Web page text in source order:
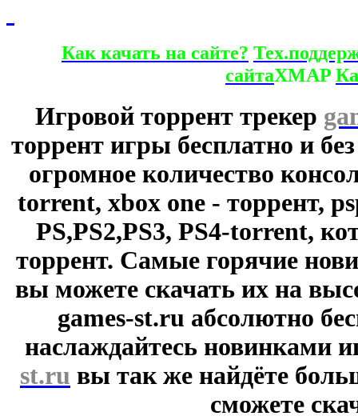
Как качать на сайте?
сайтаXMAP
Игровой торрент трекер
торрент игры бесплатно и
огромное количество
torrent, xbox one - торрент,
PS,PS2,PS3, PS4-torrent,
торрент. Самые горячие
вы можете скачать их на
games-st.ru абсолютно
наслаждайтесь новинками
st.ru вы так же найдёте
сможете